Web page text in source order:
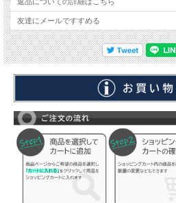
友達にメールですすめる